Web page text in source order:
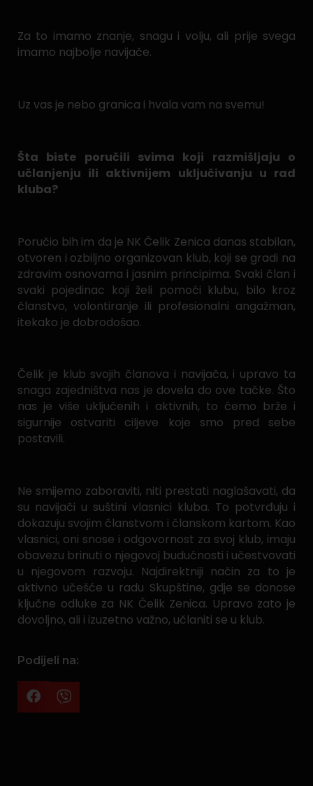
Za to imamo znanje, snagu i volju, ali prije svega
imamo najbolje navijače.
Uz vas je nebo granica i hvala vam na svemu!
Šta biste poručili svima koji razmišljaju o
učlanjenju ili aktivnijem uključivanju u rad
kluba?
Poručio bih im da je NK Čelik Zenica danas stabilan,
otvoren i ozbiljno organizovan klub, koji se gradi na
zdravim osnovama i jasnim principima. Svaki član i
svaki pojedinac koji želi pomoći klubu, bilo kroz
članstvo, volontiranje ili profesionalni angažman,
itekako je dobrodošao.
Čelik je klub svojih članova i navijača, i upravo ta
snaga zajedništva nas je dovela do ove tačke. Što
nas je više uključenih i aktivnih, to ćemo brže i
sigurnije ostvariti ciljeve koje smo pred sebe
postavili.
Ne smijemo zaboraviti, niti prestati naglašavati, da
su navijači u suštini vlasnici kluba. To potvrđuju i
dokazuju svojim članstvom i članskom kartom. Kao
vlasnici, oni snose i odgovornost za svoj klub, imaju
obavezu brinuti o njegovoj budućnosti i učestvovati
u njegovom razvoju. Najdirektniji način za to je
aktivno učešće u radu Skupštine, gdje se donose
ključne odluke za NK Čelik Zenica. Upravo zato je
dovoljno, ali i izuzetno važno, učlaniti se u klub.
Podijeli na: